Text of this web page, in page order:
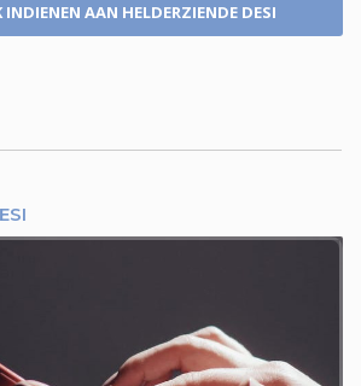
INDIENEN AAN HELDERZIENDE DESI